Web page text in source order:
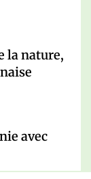
la nature,
avec